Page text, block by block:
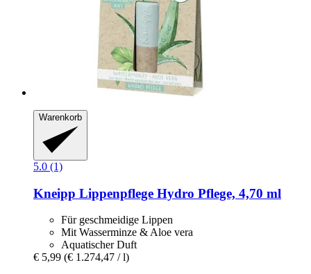
Warenkorb
5.0 (1)
Kneipp Lippenpflege Hydro Pflege, 4,70 ml
Für geschmeidige Lippen
Mit Wasserminze & Aloe vera
Aquatischer Duft
€ 5,99 (€ 1.274,47 / l)